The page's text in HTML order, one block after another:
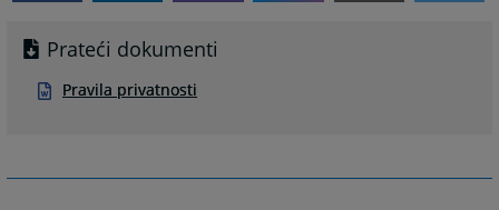
Prateći dokumenti
Pravila privatnosti